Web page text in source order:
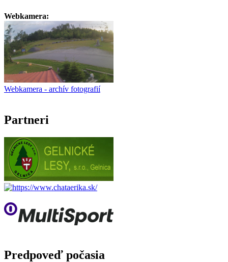
Webkamera:
Webkamera - archív fotografií
Partneri
Predpoveď počasia